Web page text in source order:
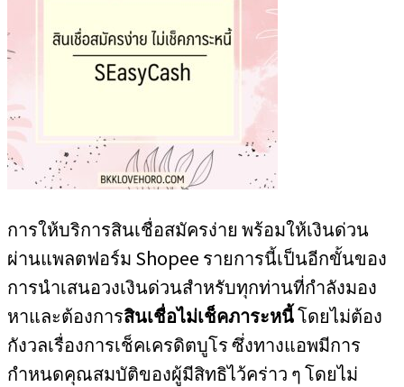
การให้บริการสินเชื่อสมัครง่าย พร้อมให้เงินด่วน
ผ่านแพลตฟอร์ม Shopee รายการนี้เป็นอีกขั้นของ
การนำเสนอวงเงินด่วนสำหรับทุกท่านที่กำลังมอง
หาและต้องการสินเชื่อไม่เช็คภาระหนี้โดยไม่ต้อง
กังวลเรื่องการเช็คเครดิตบูโร ซึ่งทางแอพมีการ
กำหนดคุณสมบัติของผู้มีสิทธิไว้คร่าว ๆ โดยไม่